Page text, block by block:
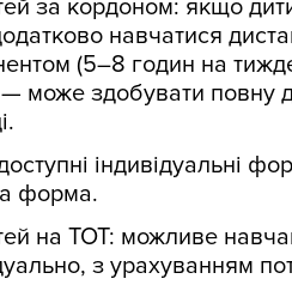
за кордоном: якщо
навчатися
(5–8 годин на
може здобувати повну
індивідуальні
форма.
на ТОТ: можливе
з урахуванням